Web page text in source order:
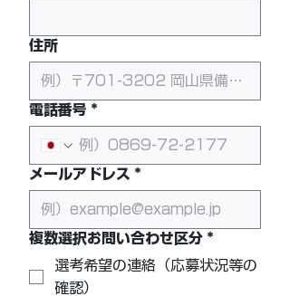
住所
電話番号 *
メールアドレス *
複数選択お問い合わせ区分 *
選考希望の連絡（応募状況等の
確認）